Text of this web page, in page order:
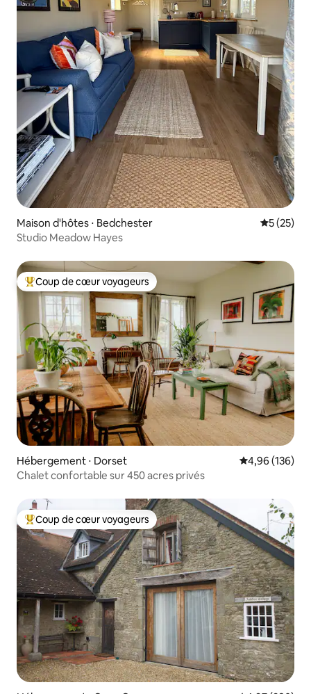
Maison d'hôtes ⋅ Bedchester
5 (25)
Studio Meadow Hayes
Coups de cœur voyageurs les plus appréciés
Coup de cœur voyageurs
Hébergement ⋅ Dorset Évaluation
4,96 (136)
Chalet confortable sur 450 acres privés
Coups de cœur voyageurs les plus appréciés
Coup de cœur voyageurs